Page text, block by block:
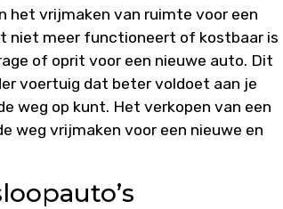
het vrijmaken van ruimte voor een
niet meer functioneert of kostbaar is
of oprit voor een nieuwe auto. Dit
voertuig dat beter voldoet aan je
weg op kunt. Het verkopen van een
weg vrijmaken voor een nieuwe en